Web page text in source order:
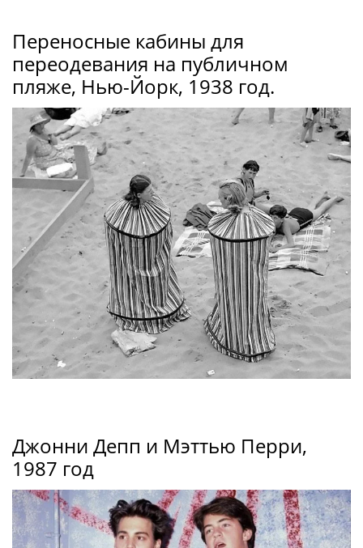
Переносные кабины для
переодевания на публичном
пляже, Нью-Йорк, 1938 год.
Джонни Депп и Мэттью Перри,
1987 год